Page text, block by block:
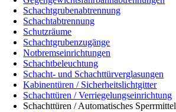
Schachtgrubenabtrennung
Schachtabtrennung
Schutzräume
Schachtgrubenzugänge
Notbremseinrichtungen
Schachtbeleuchtung
Schacht- und Schachttürverglasungen
Kabinentüren / Sicherheitslichtgitter
Schachttüren / Verriegelungseinrichtung
Schachttüren / Automatisches Sperrmittel